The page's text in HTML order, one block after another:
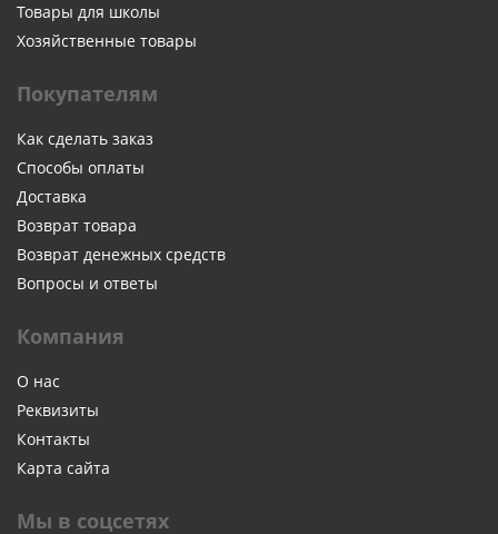
Товары для школы
Хозяйственные товары
Покупателям
Как сделать заказ
Способы оплаты
Доставка
Возврат товара
Возврат денежных средств
Вопросы и ответы
Компания
О нас
Реквизиты
Контакты
Карта сайта
Мы в соцсетях